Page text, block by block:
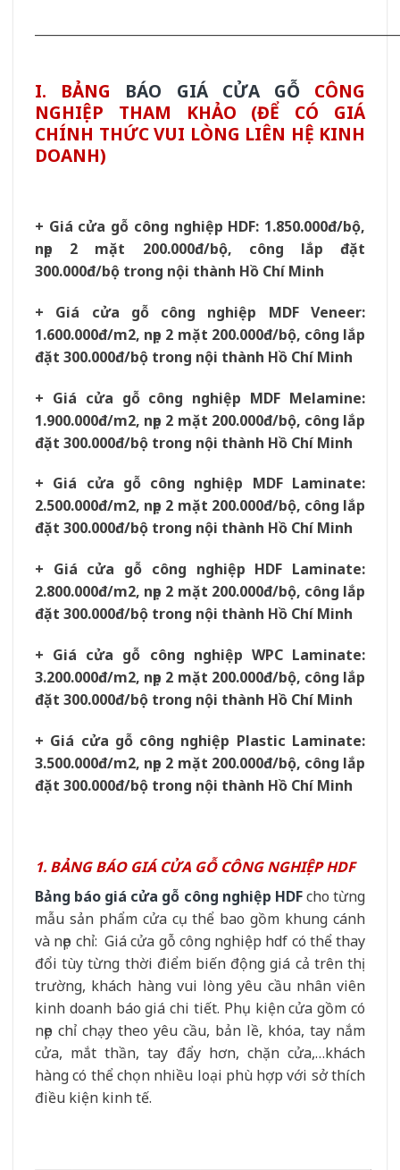
I. BẢNG BÁO GIÁ CỬA GỖ CÔNG
NGHIỆP THAM KHẢO (ĐỂ CÓ GIÁ
CHÍNH THỨC VUI LÒNG LIÊN HỆ KINH
DOANH)
+ Giá cửa gỗ công nghiệp HDF: 1.850.000đ/bộ,
nẹp 2 mặt 200.000đ/bộ, công lắp đặt
300.000đ/bộ trong nội thành Hồ Chí Minh
+ Giá cửa gỗ công nghiệp MDF Veneer:
1.600.000đ/m2, nẹp 2 mặt 200.000đ/bộ, công lắp
đặt 300.000đ/bộ trong nội thành Hồ Chí Minh
+ Giá cửa gỗ công nghiệp MDF Melamine:
1.900.000đ/m2, nẹp 2 mặt 200.000đ/bộ, công lắp
đặt 300.000đ/bộ trong nội thành Hồ Chí Minh
+ Giá cửa gỗ công nghiệp MDF Laminate:
2.500.000đ/m2, nẹp 2 mặt 200.000đ/bộ, công lắp
đặt 300.000đ/bộ trong nội thành Hồ Chí Minh
+ Giá cửa gỗ công nghiệp HDF Laminate:
2.800.000đ/m2, nẹp 2 mặt 200.000đ/bộ, công lắp
đặt 300.000đ/bộ trong nội thành Hồ Chí Minh
+ Giá cửa gỗ công nghiệp WPC Laminate:
3.200.000đ/m2, nẹp 2 mặt 200.000đ/bộ, công lắp
đặt 300.000đ/bộ trong nội thành Hồ Chí Minh
+ Giá cửa gỗ công nghiệp Plastic Laminate:
3.500.000đ/m2, nẹp 2 mặt 200.000đ/bộ, công lắp
đặt 300.000đ/bộ trong nội thành Hồ Chí Minh
1. BẢNG BÁO GIÁ CỬA GỖ CÔNG NGHIỆP HDF
Bảng báo giá cửa gỗ công nghiệp HDFcho từng
mẫu sản phẩm cửa cụ thể bao gồm khung cánh
và nẹp chỉ: Giá cửa gỗ công nghiệp hdf có thể thay
đổi tùy từng thời điểm biến động giá cả trên thị
trường, khách hàng vui lòng yêu cầu nhân viên
kinh doanh báo giá chi tiết. Phụ kiện cửa gồm có
nẹp chỉ chạy theo yêu cầu, bản lề, khóa, tay nắm
cửa, mắt thần, tay đẩy hơn, chặn cửa,…khách
hàng có thể chọn nhiều loại phù hợp với sở thích
điều kiện kinh tế.